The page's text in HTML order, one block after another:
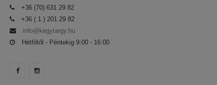
+36 (70) 631 29 82
+36 ( 1 ) 201 29 82
info@kegytargy.hu
Hétfőtől - Péntekig 9:00 - 16:00